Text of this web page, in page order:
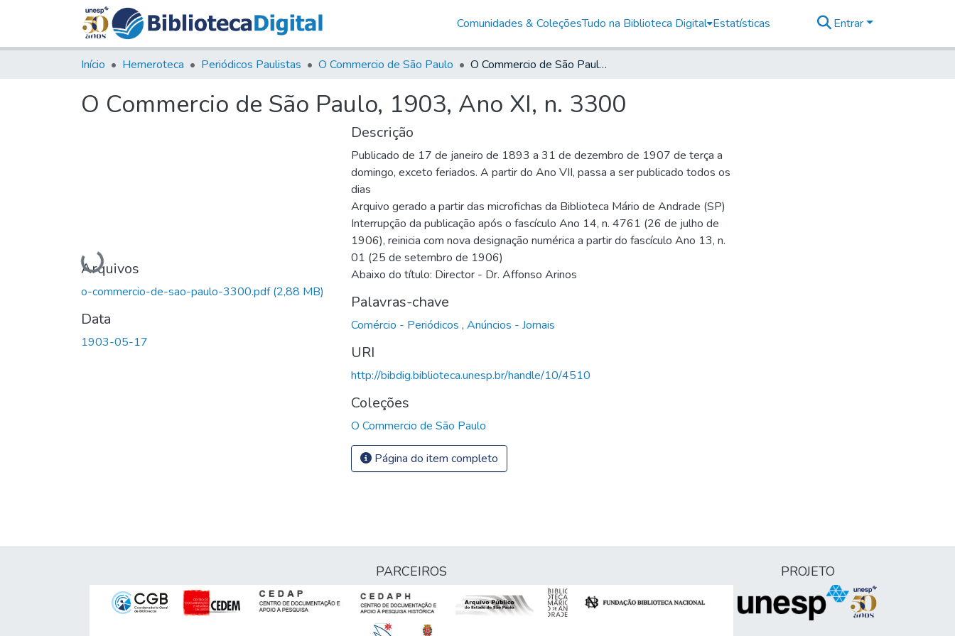
Comunidades & ColeçõesTudo na Biblioteca Digital Estatísticas Entrar
Início Hemeroteca Periódicos Paulistas O Commercio de São Paulo O Commercio de São Paulo, 1903, Ano XI, n. 3300
O Commercio de São Paulo, 1903, Ano XI, n. 3300
Carregando...
Arquivos
o-commercio-de-sao-paulo-3300.pdf(2,88 MB)
Data
1903-05-17
Descrição
Publicado de 17 de janeiro de 1893 a 31 de dezembro de 1907 de terça a
domingo, exceto feriados. A partir do Ano VII, passa a ser publicado todos os
dias
Arquivo gerado a partir das microfichas da Biblioteca Mário de Andrade (SP)
Interrupção da publicação após o fascículo Ano 14, n. 4761 (26 de julho de
1906), reinicia com nova designação numérica a partir do fascículo Ano 13, n.
01 (25 de setembro de 1906)
Abaixo do título: Director - Dr. Affonso Arinos
Palavras-chave
Comércio - Periódicos , Anúncios - Jornais
URI
http://bibdig.biblioteca.unesp.br/handle/10/4510
Coleções
O Commercio de São Paulo
Página do item completo
PARCEIROS PROJETO